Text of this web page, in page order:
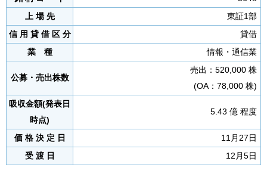
上 場 先
東証1部
信 用 貸 借 区 分
貸借
業 種
情報・通信業
公募・売出株数
売出：520,000 株
(OA：78,000 株)
吸収金額(発表日
時点)
5.43 億 程度
価 格 決 定 日
11月27日
受 渡 日
12月5日